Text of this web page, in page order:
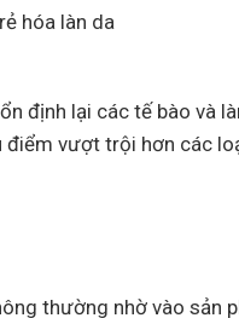
hóa làn da
định lại các tế bào và
vượt trội hơn các
thường nhờ vào sản